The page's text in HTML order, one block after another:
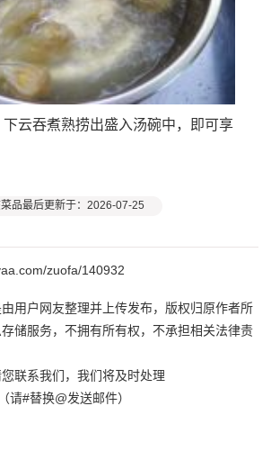
云吞煮熟捞出盛入汤碗中，即可享
品最后更新于：2026-07-25
zuofa/140932
用户网友整理并上传发布，版权归原作者所
储服务，不拥有所有权，不承担相关法律责
联系我们，我们将及时处理
请#替换@发送邮件）